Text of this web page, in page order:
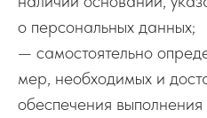
о персональных данных;
— самостоятельно
мер, необходимых и
обеспечения выполнения